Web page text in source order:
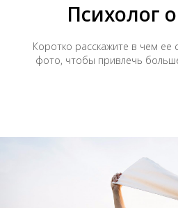
Психолог
Коротко расскажите в чем ее
фото, чтобы привлечь